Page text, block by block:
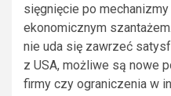
sięgnięcie po
ekonomicznym
nie uda się zawrzeć
z USA, możliwe są nowe
firmy czy ograniczenia w